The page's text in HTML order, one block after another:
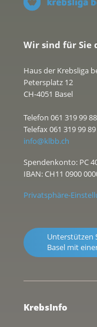
Wir sind für Sie
Haus der Krebsliga
Petersplatz 12
CH-4051 Basel
Telefon 061 319 99 88
Telefax 061 319 99 89
info@klbb.ch
Spendenkonto: PC
IBAN: CH11 0900
Privatsphäre-
Unterstützen
Basel mit
KrebsInfo